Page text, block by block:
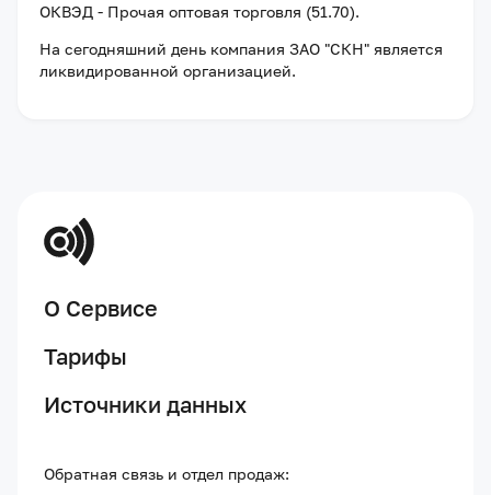
ОКВЭД - Прочая оптовая торговля (51.70).
На сегодняшний день компания ЗАО "СКН" является
ликвидированной организацией.
О Сервисе
Тарифы
Источники данных
Обратная связь и отдел продаж: